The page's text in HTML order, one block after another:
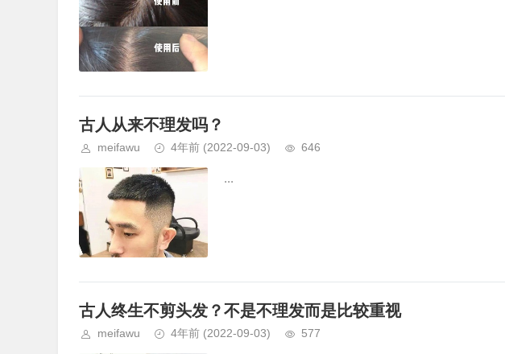
古人从来不理发吗？
meifawu 4年前 (2022-09-03) 646
...
古人终生不剪头发？不是不理发而是比较重视
meifawu 4年前 (2022-09-03) 577